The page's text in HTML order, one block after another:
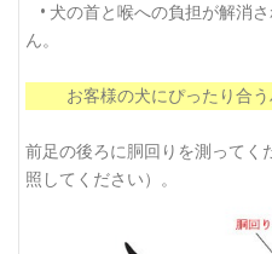
• 犬の首と喉への負担が解消
ん。
お客様の犬にぴったり合
前足の後ろに胴回りを測ってく
照してください）。